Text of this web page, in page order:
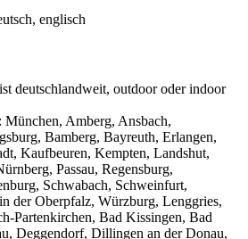
englisch
deutschlandweit, outdoor oder indoor
München, Amberg, Ansbach,
Bamberg, Bayreuth, Erlangen,
Kaufbeuren, Kempten, Landshut,
Passau, Regensburg,
Schwabach, Schweinfurt,
der Oberpfalz, Würzburg, Lenggries,
Partenkirchen, Bad Kissingen, Bad
Deggendorf, Dillingen an der Donau,